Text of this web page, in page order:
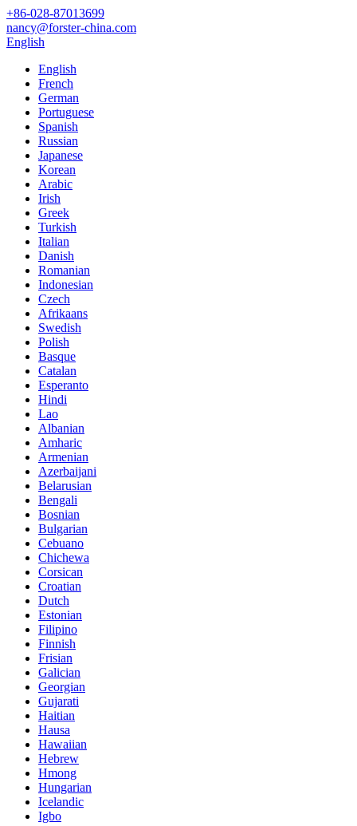
+86-028-87013699
nancy@forster-china.com
English
English
French
German
Portuguese
Spanish
Russian
Japanese
Korean
Arabic
Irish
Greek
Turkish
Italian
Danish
Romanian
Indonesian
Czech
Afrikaans
Swedish
Polish
Basque
Catalan
Esperanto
Hindi
Lao
Albanian
Amharic
Armenian
Azerbaijani
Belarusian
Bengali
Bosnian
Bulgarian
Cebuano
Chichewa
Corsican
Croatian
Dutch
Estonian
Filipino
Finnish
Frisian
Galician
Georgian
Gujarati
Haitian
Hausa
Hawaiian
Hebrew
Hmong
Hungarian
Icelandic
Igbo